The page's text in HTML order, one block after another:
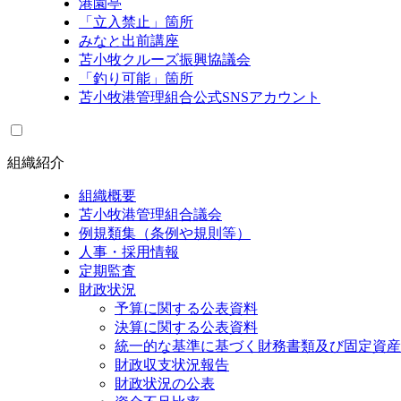
港園亭
「立入禁止」箇所
みなと出前講座
苫小牧クルーズ振興協議会
「釣り可能」箇所
苫小牧港管理組合公式SNSアカウント
組織紹介
組織概要
苫小牧港管理組合議会
例規類集（条例や規則等）
人事・採用情報
定期監査
財政状況
予算に関する公表資料
決算に関する公表資料
統一的な基準に基づく財務書類及び固定資
財政収支状況報告
財政状況の公表